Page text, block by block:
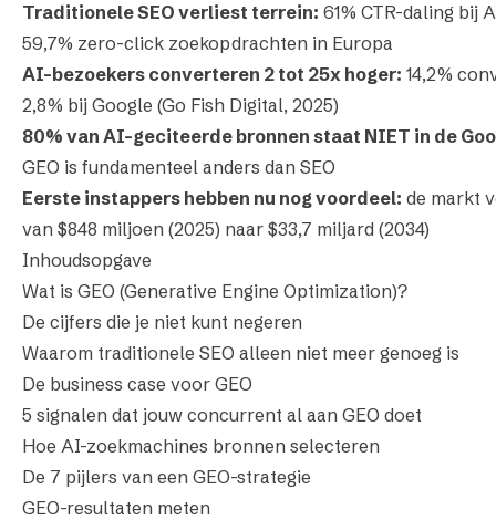
Traditionele SEO verliest terrein: 61% CTR-daling bij
59,7% zero-click zoekopdrachten in Europa
AI-bezoekers converteren 2 tot 25x hoger: 14,2%
2,8% bij Google (Go Fish Digital, 2025)
80% van AI-geciteerde bronnen staat NIET in de
GEO is fundamenteel anders dan SEO
Eerste instappers hebben nu nog voordeel: de markt
van $848 miljoen (2025) naar $33,7 miljard (2034)
Inhoudsopgave
Wat is GEO (Generative Engine Optimization)?
De cijfers die je niet kunt negeren
Waarom traditionele SEO alleen niet meer genoeg is
De business case voor GEO
5 signalen dat jouw concurrent al aan GEO doet
Hoe AI-zoekmachines bronnen selecteren
De 7 pijlers van een GEO-strategie
GEO-resultaten meten